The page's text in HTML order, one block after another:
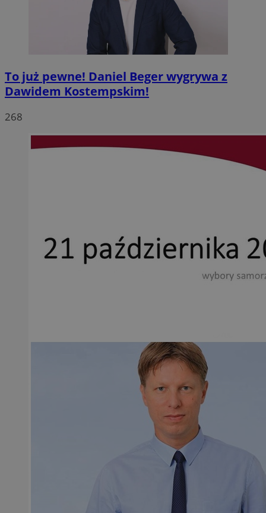
To już pewne! Daniel Beger wygrywa z
Dawidem Kostempskim!
268